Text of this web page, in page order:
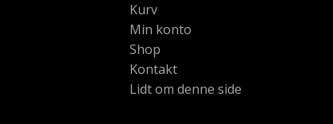
Kurv
Min konto
Shop
Kontakt
Lidt om denne side